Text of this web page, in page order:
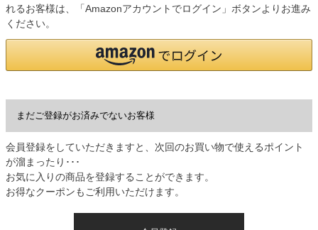
れるお客様は、「Amazonアカウントでログイン」ボタンよりお進み
ください。
まだご登録がお済みでないお客様
会員登録をしていただきますと、次回のお買い物で使えるポイント
が溜まったり･･･
お気に入りの商品を登録することができます。
お得なクーポンもご利用いただけます。